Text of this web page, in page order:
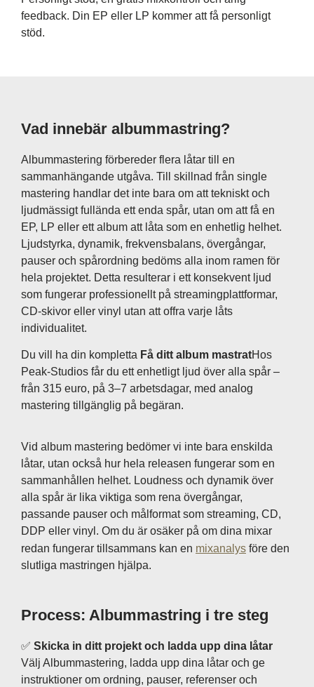
feedback. Din EP eller LP kommer att få personligt
stöd.
Vad innebär albummastring?
Albummastering förbereder flera låtar till en
sammanhängande utgåva. Till skillnad från single
mastering handlar det inte bara om att tekniskt och
ljudmässigt fullända ett enda spår, utan om att få en
EP, LP eller ett album att låta som en enhetlig helhet.
Ljudstyrka, dynamik, frekvensbalans, övergångar,
pauser och spårordning bedöms alla inom ramen för
hela projektet. Detta resulterar i ett konsekvent ljud
som fungerar professionellt på streamingplattformar,
CD-skivor eller vinyl utan att offra varje låts
individualitet.
Du vill ha din kompletta Få ditt album mastratHos
Peak-Studios får du ett enhetligt ljud över alla spår –
från 315 euro, på 3–7 arbetsdagar, med analog
mastering tillgänglig på begäran.
Vid album mastering bedömer vi inte bara enskilda
låtar, utan också hur hela releasen fungerar som en
sammanhållen helhet. Loudness och dynamik över
alla spår är lika viktiga som rena övergångar,
passande pauser och målformat som streaming, CD,
DDP eller vinyl. Om du är osäker på om dina mixar
redan fungerar tillsammans kan en mixanalys före den
slutliga mastringen hjälpa.
Process: Albummastring i tre steg
✅ Skicka in ditt projekt och ladda upp dina låtar
Välj Albummastering, ladda upp dina låtar och ge
instruktioner om ordning, pauser, referenser och